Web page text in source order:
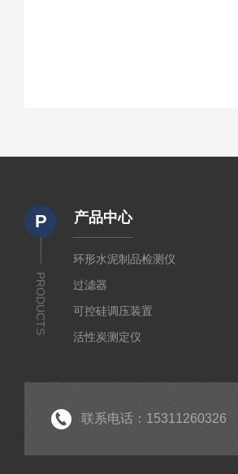
P
PRODUCTS
产品中心
环形水泥制品检测仪
过滤器
可控硅调压装置
活性炭测定仪
联系电话：15311260326